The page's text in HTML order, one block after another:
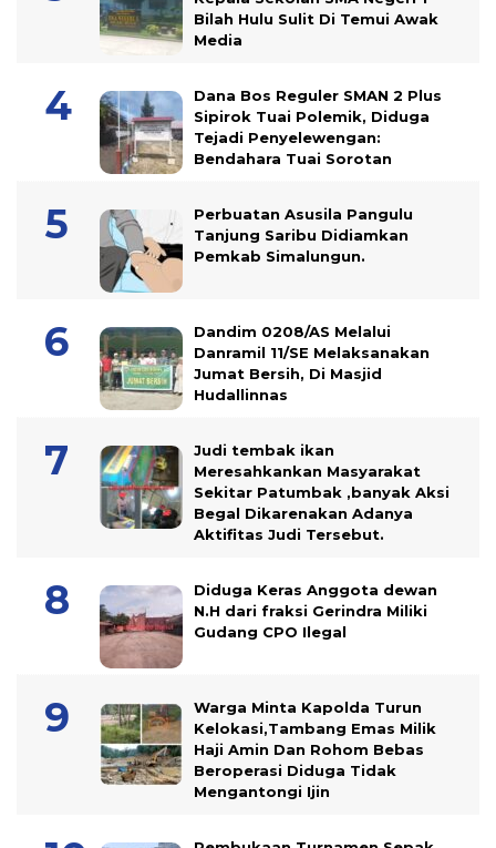
Bilah Hulu Sulit Di Temui Awak
Media
Dana Bos Reguler SMAN 2 Plus
Sipirok Tuai Polemik, Diduga
Tejadi Penyelewengan:
Bendahara Tuai Sorotan
Perbuatan Asusila Pangulu
Tanjung Saribu Didiamkan
Pemkab Simalungun.
Dandim 0208/AS Melalui
Danramil 11/SE Melaksanakan
Jumat Bersih, Di Masjid
Hudallinnas
Judi tembak ikan
Meresahkankan Masyarakat
Sekitar Patumbak ,banyak Aksi
Begal Dikarenakan Adanya
Aktifitas Judi Tersebut.
Diduga Keras Anggota dewan
N.H dari fraksi Gerindra Miliki
Gudang CPO Ilegal
Warga Minta Kapolda Turun
Kelokasi,Tambang Emas Milik
Haji Amin Dan Rohom Bebas
Beroperasi Diduga Tidak
Mengantongi Ijin